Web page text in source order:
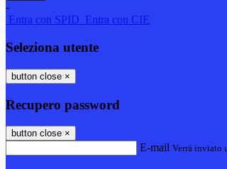
-
Entra con SPID Entra con CIE
Seleziona utente
button close ×
Recupero password
button close ×
E-mail Verrà inviato